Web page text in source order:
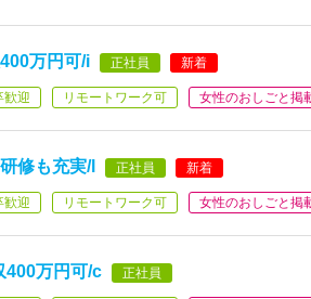
万円可/i 正社員 新着
歓迎 リモートワーク可 女性のおしごと掲
修も充実/l 正社員 新着
歓迎 リモートワーク可 女性のおしごと掲
400万円可/c 正社員